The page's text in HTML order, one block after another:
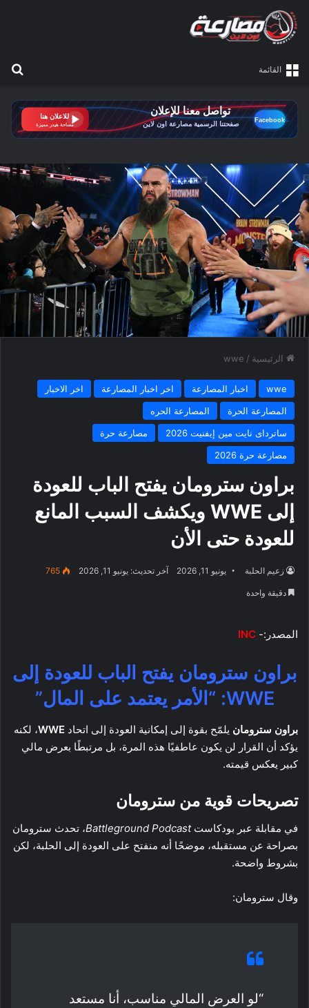
القائمة
الرئيسية /
wwe
wwe اخبار المصارعة اخر اخبار المصارعة
اخر الاخبار
المصارعة الحرة
المصارعة الحره
ساترداى نايت مين إيفنيت 2026
مصارعة حرة
مصارعة حرة 2026
براون سترومان يفتح الباب للعودة
إلى WWE ويكشف السبب المانع
للعودة حتى الأن
زعيم الحلبة يونيو 11, 2026 آخر تحديث: يونيو 11, 2026 765
دقيقة واحدة
المصدر:- INC
براون سترومان يفتح الباب للعودة إلى
WWE: “الأمر يعتمد على المال”
براون سترومان يلمّح بقوة إلى إمكانية العودة إلى اتحاد WWE، لكنه
يؤكد أن القرار لن يكون عاطفيًا هذه المرة، بل مرتبطًا بعرض مالي
كبير يعكس قيمته.
تصريحات قوية من سترومان
في مقابلة عبر بودكاستBattleground Podcast، تحدث سترومان
بصراحة عن مستقبله، موضحًا أنه منفتح على العودة إلى الحلبة، لكن
بشروط واضحة.
وقال سترومان:
“لو العرض المالي مناسب، أنا مستعد